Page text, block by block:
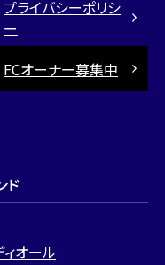
プライバシーポリシ
ー
FCオーナー募集中
ド
ィオール